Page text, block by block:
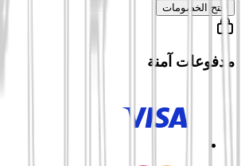
افتح الخصومات
مدفوعات آمنة